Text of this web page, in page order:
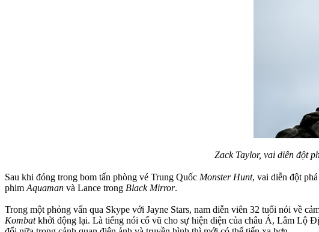
Zack Taylor, vai diễn đột
Sau khi đóng trong bom tấn phòng vé Trung Quốc Monster Hunt, vai diễn đột
phim Aquaman và Lance trong Black Mirror.
Trong một phỏng vấn qua Skype với Jayne Stars, nam diễn viên 32 tuổi nói về
Kombatkhởi động lại. Là tiếng nói cổ vũ cho sự hiện diện của châu Á, Lâm Lộ